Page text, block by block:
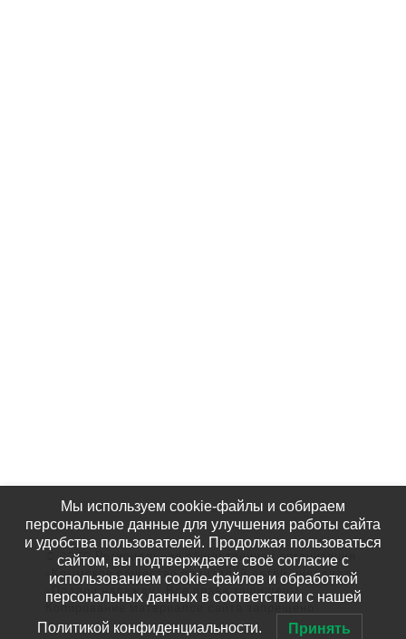
© 2020 Региональная общественная организация
«Крымское общество родителей детей-инвалидов
«Подари надежду» Все права защищены.
Копирование материалов сайта запрещено!
Мы используем cookie-файлы и собираем
персональные данные для улучшения работы сайта
и удобства пользователей. Продолжая пользоваться
сайтом, вы подтверждаете своё согласие с
использованием cookie-файлов и обработкой
персональных данных в соответствии с нашей
Политикой конфиденциальности. Принять